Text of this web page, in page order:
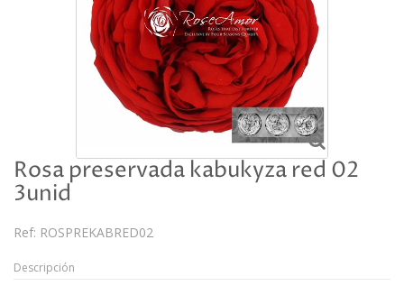
Rosa preservada kabukyza red 02
3unid
Ref: ROSPREKABRED02
Descripción